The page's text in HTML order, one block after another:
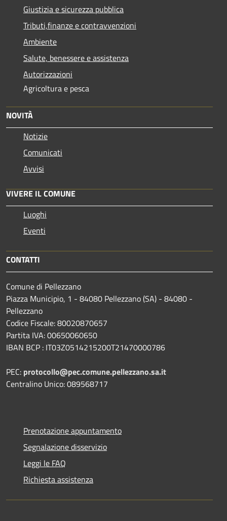
Giustizia e sicurezza pubblica
Tributi,finanze e contravvenzioni
Ambiente
Salute, benessere e assistenza
Autorizzazioni
Agricoltura e pesca
NOVITÀ
Notizie
Comunicati
Avvisi
VIVERE IL COMUNE
Luoghi
Eventi
CONTATTI
Comune di Pellezzano
Piazza Municipio, 1 - 84080 Pellezzano (SA) - 84080 -
Pellezzano
Codice Fiscale: 80020870657
Partita IVA: 00650060650
IBAN BCP : IT03Z0514215200T21470000786
PEC: protocollo@pec.comune.pellezzano.sa.it
Centralino Unico: 089568717
Prenotazione appuntamento
Segnalazione disservizio
Leggi le FAQ
Richiesta assistenza